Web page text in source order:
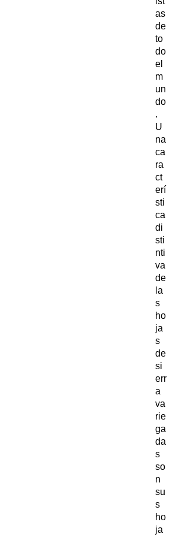
as
de
to
do
el
m
un
do
.
U
na
ca
ra
ct
erí
sti
ca
di
sti
nti
va
de
la
s
ho
ja
s
de
si
err
a
va
rie
ga
da
s
so
n
su
s
ho
ja